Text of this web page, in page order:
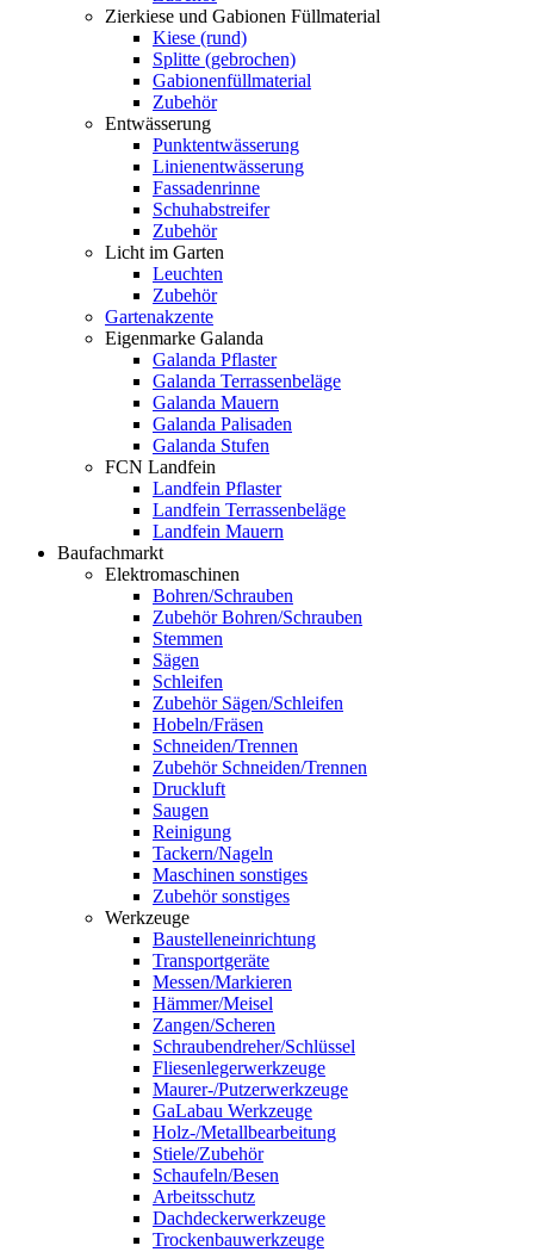
Zierkiese und Gabionen Füllmaterial
Kiese (rund)
Splitte (gebrochen)
Gabionenfüllmaterial
Zubehör
Entwässerung
Punktentwässerung
Linienentwässerung
Fassadenrinne
Schuhabstreifer
Zubehör
Licht im Garten
Leuchten
Zubehör
Gartenakzente
Eigenmarke Galanda
Galanda Pflaster
Galanda Terrassenbeläge
Galanda Mauern
Galanda Palisaden
Galanda Stufen
FCN Landfein
Landfein Pflaster
Landfein Terrassenbeläge
Landfein Mauern
Baufachmarkt
Elektromaschinen
Bohren/Schrauben
Zubehör Bohren/Schrauben
Stemmen
Sägen
Schleifen
Zubehör Sägen/Schleifen
Hobeln/Fräsen
Schneiden/Trennen
Zubehör Schneiden/Trennen
Druckluft
Saugen
Reinigung
Tackern/Nageln
Maschinen sonstiges
Zubehör sonstiges
Werkzeuge
Baustelleneinrichtung
Transportgeräte
Messen/Markieren
Hämmer/Meisel
Zangen/Scheren
Schraubendreher/Schlüssel
Fliesenlegerwerkzeuge
Maurer-/Putzerwerkzeuge
GaLabau Werkzeuge
Holz-/Metallbearbeitung
Stiele/Zubehör
Schaufeln/Besen
Arbeitsschutz
Dachdeckerwerkzeuge
Trockenbauwerkzeuge